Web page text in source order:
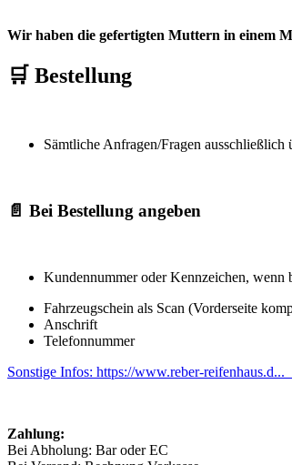
Wir haben die gefertigten Muttern in einem
🛒 Bestellung
Sämtliche Anfragen/Fragen ausschließlich
📄 Bei Bestellung angeben
Kundennummer oder Kennzeichen, wenn
Fahrzeugschein als Scan (Vorderseite
Anschrift
Telefonnummer
Sonstige Infos: https://www.reber-reifenhaus.d...
Zahlung:
Bei Abholung: Bar oder EC